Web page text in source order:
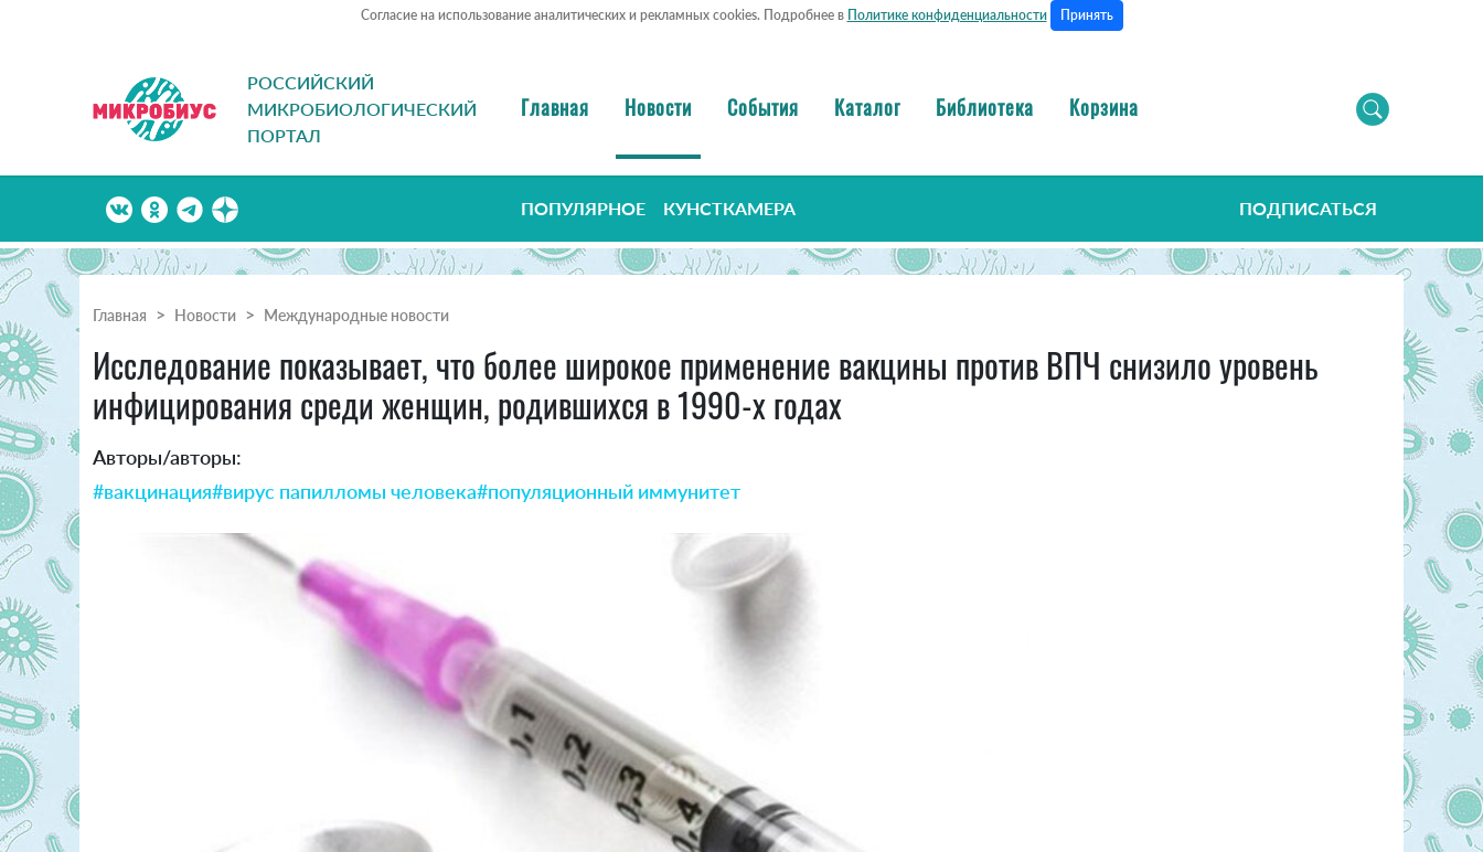
Согласие на использование аналитических и рекламных cookies. Подробнее в Политике конфиденциальности Принять
РОССИЙСКИЙ
МИКРОБИОЛОГИЧЕСКИЙ
ПОРТАЛ
Главная Новости События Каталог Библиотека Корзина
ПОПУЛЯРНОЕ КУНСТКАМЕРА ПОДПИСАТЬСЯ
Главная Новости Международные новости
Исследование показывает, что более широкое применение вакцины против ВПЧ снизило уровень
инфицирования среди женщин, родившихся в 1990-х годах
Авторы/авторы:
#вакцинация#вирус папилломы человека#популяционный иммунитет